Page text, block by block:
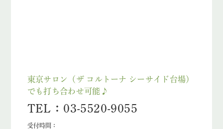
東京サロン（ザ コルトーナ シーサイド台場）
でも打ち合わせ可能♪
TEL：03-5520-9055
受付時間：